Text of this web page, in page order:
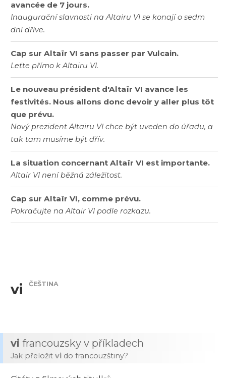
avancée de 7 jours.
Inaugurační slavnosti na Altairu VI se konají o sedm
dní dříve.
Cap sur Altaïr VI sans passer par Vulcain.
Leťte přímo k Altairu VI.
Le nouveau président d'Altaïr VI avance les
festivités. Nous allons donc devoir y aller plus tôt
que prévu.
Nový prezident Altairu VI chce být uveden do úřadu, a
tak tam musíme být dřív.
La situation concernant Altaïr VI est importante.
Altair VI není běžná záležitost.
Cap sur Altaïr VI, comme prévu.
Pokračujte na Altair VI podle rozkazu.
vi ČEŠTINA
vi francouzsky v příkladech
Jak přeložit vi do francouzštiny?